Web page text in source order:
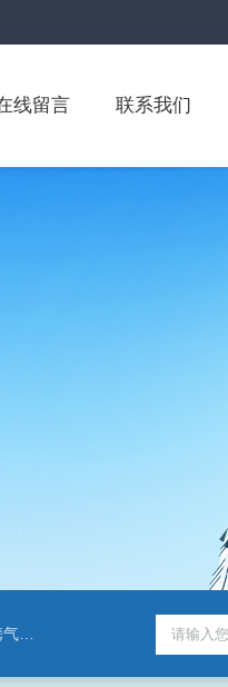
线留言 联系我们
仪